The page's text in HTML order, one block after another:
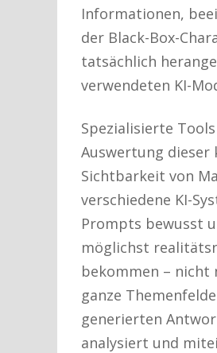
Informationen,
der Black-Box-
tatsächlich
verwendeten KI-
Spezialisierte
Auswertung
Sichtbarkeit von
verschiedene KI-
Prompts bewusst
möglichst
bekommen – nicht
ganze
generierten
analysiert und